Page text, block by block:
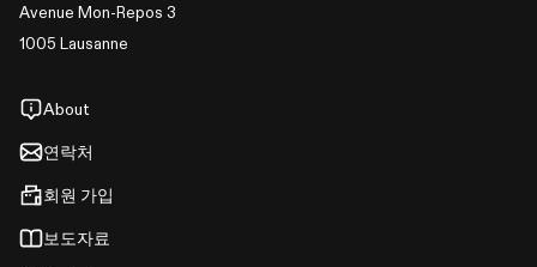
Avenue Mon-Repos 3
1005 Lausanne
About
연락처
회원 가입
보도자료